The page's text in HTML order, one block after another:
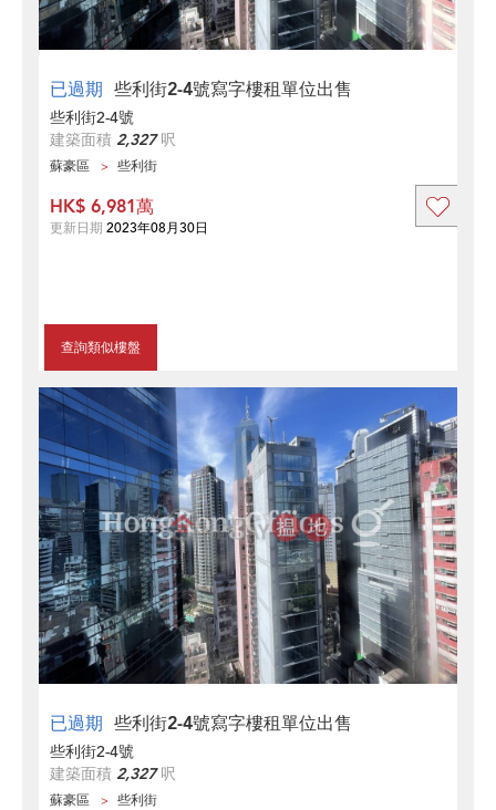
已過期 些利街2-4號寫字樓租單位出售
些利街2-4號
建築面積 2,327呎
蘇豪區 些利街
查詢類似樓盤
HK$ 6,981萬
更新日期 2023年08月30日
已過期 些利街2-4號寫字樓租單位出售
些利街2-4號
建築面積 2,327呎
蘇豪區 些利街